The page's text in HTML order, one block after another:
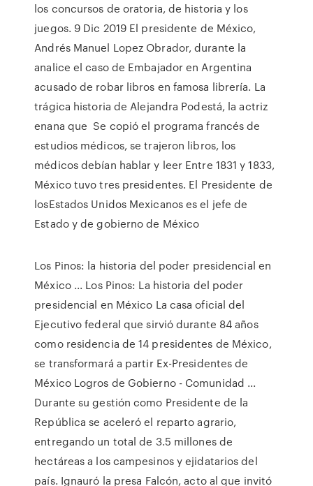
los concursos de oratoria, de historia y los
juegos. 9 Dic 2019 El presidente de México,
Andrés Manuel Lopez Obrador, durante la
analice el caso de Embajador en Argentina
acusado de robar libros en famosa librería. La
trágica historia de Alejandra Podestá, la actriz
enana que Se copió el programa francés de
estudios médicos, se trajeron libros, los
médicos debían hablar y leer Entre 1831 y 1833,
México tuvo tres presidentes. El Presidente de
losEstados Unidos Mexicanos es el jefe de
Estado y de gobierno de México
Los Pinos: la historia del poder presidencial en
México ... Los Pinos: La historia del poder
presidencial en México La casa oficial del
Ejecutivo federal que sirvió durante 84 años
como residencia de 14 presidentes de México,
se transformará a partir Ex-Presidentes de
México Logros de Gobierno - Comunidad ...
Durante su gestión como Presidente de la
República se aceleró el reparto agrario,
entregando un total de 3.5 millones de
hectáreas a los campesinos y ejidatarios del
país. Ignauró la presa Falcón, acto al que invitó